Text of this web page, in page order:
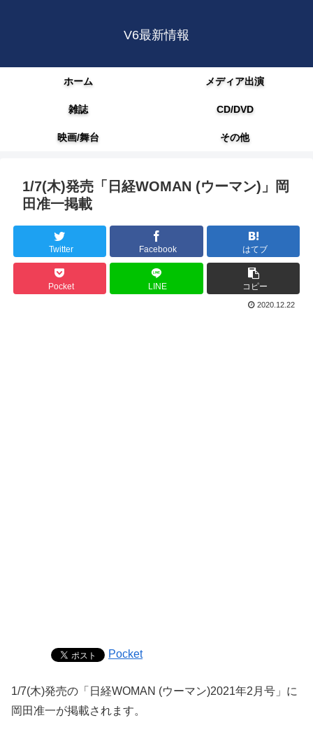
V6最新情報
ホーム メディア出演
雑誌 CD/DVD
映画/舞台 その他
1/7(木)発売「日経WOMAN (ウーマン)」岡
田准一掲載
Twitter Facebook はてブ
Pocket LINE コピー
2020.12.22
Pocket
1/7(木)発売の「日経WOMAN (ウーマン)2021年2月号」に
岡田准一が掲載されます。